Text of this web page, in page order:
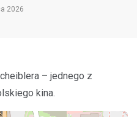
2026
– jednego z
kina.